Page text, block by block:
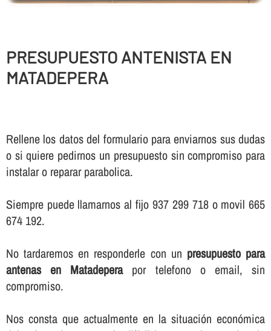
PRESUPUESTO ANTENISTA EN
MATADEPERA
Rellene los datos del formulario para enviarnos sus dudas
o si quiere pedirnos un presupuesto sin compromiso para
instalar o reparar parabolica.
Siempre puede llamarnos al fijo 937 299 718 o movil 665
674 192.
No tardaremos en responderle con un presupuesto para
antenas en Matadeperapor telefono o email, sin
compromiso.
Nos consta que actualmente en la situación económica